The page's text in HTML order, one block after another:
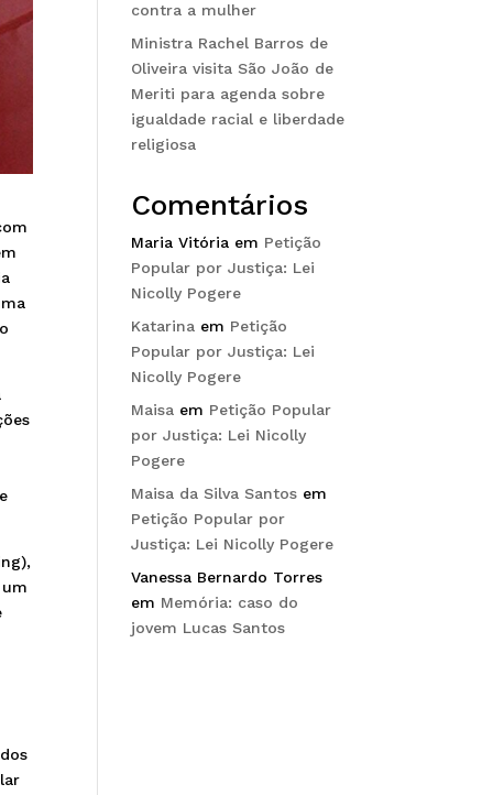
contra a mulher
Ministra Rachel Barros de
Oliveira visita São João de
Meriti para agenda sobre
igualdade racial e liberdade
religiosa
Comentários
Maria Vitória em Petição
Popular por Justiça: Lei
Nicolly Pogere
Katarina em Petição
Popular por Justiça: Lei
Nicolly Pogere
Maisa em Petição Popular
por Justiça: Lei Nicolly
Pogere
Maisa da Silva Santos em
Petição Popular por
Justiça: Lei Nicolly Pogere
Vanessa Bernardo Torres
em Memória: caso do
jovem Lucas Santos